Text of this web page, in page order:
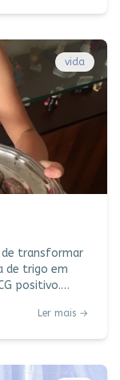
Cantemos,
vida
de transformar
de trigo em
positivo.
História em
Ler mais →